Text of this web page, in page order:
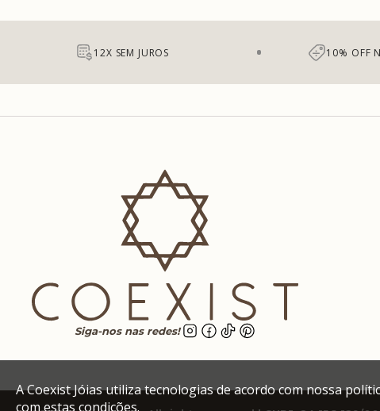
12X SEM JUROS 10% OFF
Siga-nos nas redes!
A Coexist Jóias utiliza tecnologias de acordo com nossa
com estas condições.